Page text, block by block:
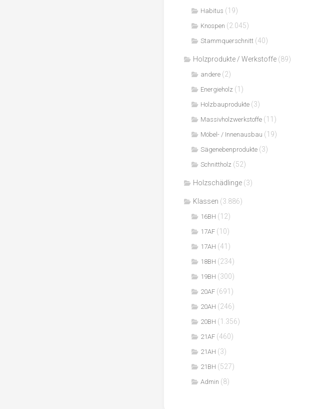
Habitus (19)
Knospen (2.045)
Stammquerschnitt (40)
Holzprodukte / Werkstoffe (89)
andere (2)
Energieholz (1)
Holzbauprodukte (3)
Massivholzwerkstoffe (11)
Möbel- / Innenausbau (19)
Sägenebenprodukte (3)
Schnittholz (52)
Holzschädlinge (3)
Klassen (3.886)
16BH (12)
17AF (10)
17AH (41)
18BH (234)
19BH (300)
20AF (691)
20AH (246)
20BH (1.356)
21AF (460)
21AH (3)
21BH (527)
Admin (8)